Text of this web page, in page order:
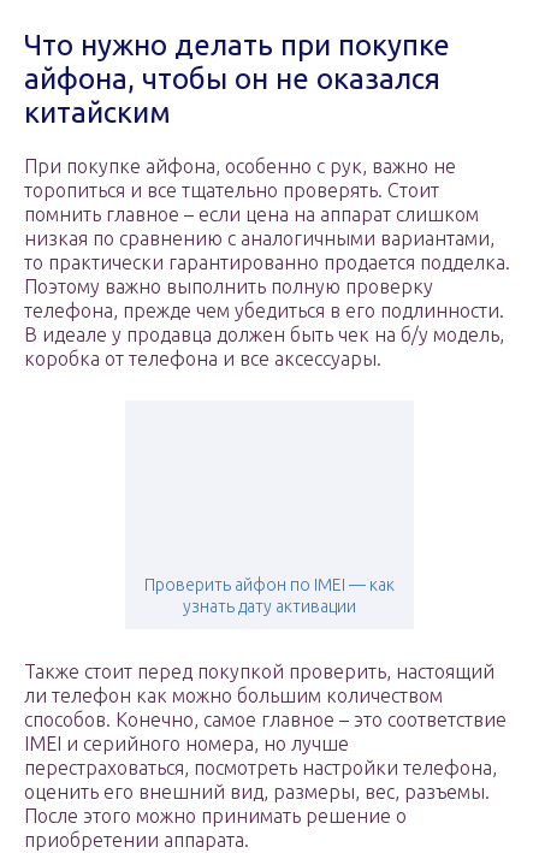
Что нужно делать при покупке
айфона, чтобы он не оказался
китайским
При покупке айфона, особенно с рук, важно не
торопиться и все тщательно проверять. Стоит
помнить главное – если цена на аппарат слишком
низкая по сравнению с аналогичными вариантами,
то практически гарантированно продается подделка.
Поэтому важно выполнить полную проверку
телефона, прежде чем убедиться в его подлинности.
В идеале у продавца должен быть чек на б/у модель,
коробка от телефона и все аксессуары.
Проверить айфон по IMEI — как
узнать дату активации
Также стоит перед покупкой проверить, настоящий
ли телефон как можно большим количеством
способов. Конечно, самое главное – это соответствие
IMEI и серийного номера, но лучше
перестраховаться, посмотреть настройки телефона,
оценить его внешний вид, размеры, вес, разъемы.
После этого можно принимать решение о
приобретении аппарата.